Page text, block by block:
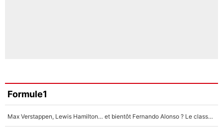
Formule1
Max Verstappen, Lewis Hamilton… et bientôt Fernando Alonso ? Le classement des pilotes les mieux payés en Formule 1 risque de changer !